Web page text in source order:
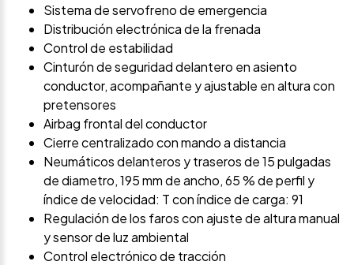
Sistema de servofreno de emergencia
Distribución electrónica de la frenada
Control de estabilidad
Cinturón de seguridad delantero en asiento
conductor, acompañante y ajustable en altura con
pretensores
Airbag frontal del conductor
Cierre centralizado con mando a distancia
Neumáticos delanteros y traseros de 15 pulgadas
de diametro, 195 mm de ancho, 65 % de perfil y
índice de velocidad: T con índice de carga: 91
Regulación de los faros con ajuste de altura manual
y sensor de luz ambiental
Control electrónico de tracción